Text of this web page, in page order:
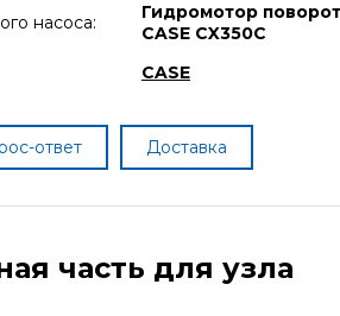
насоса:
Гидромотор
CASE CX350C
CASE
ответ Доставка
часть для узла